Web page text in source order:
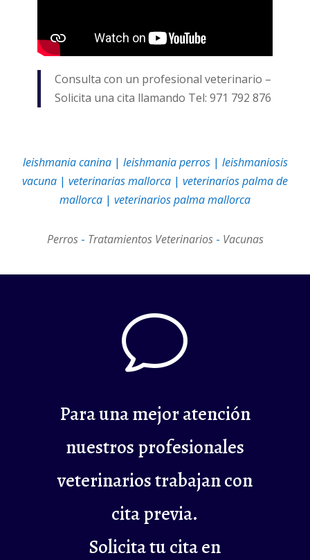
Consulta con un profesional veterinario –
Solicita una cita llamando Tel: 971 792 876
leishmania canina| leishmania perros| leishmaniosis
vacuna | veterinarias mallorca | veterinarios palma de
mallorca | veterinarios palma mallorca
Perros- Tratamientos Veterinarios- Vacunas
v
Para una mejor atención
nuestros profesionales
veterinarios trabajan con
cita previa.
Solicita tu cita en